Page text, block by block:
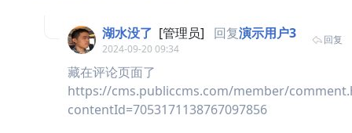
湖水没了 [管理员] 回复演示用户3
2024-09-20 09:34
回复
藏在评论页面了
https://cms.publiccms.com/member/
contentId=7053171138767097856